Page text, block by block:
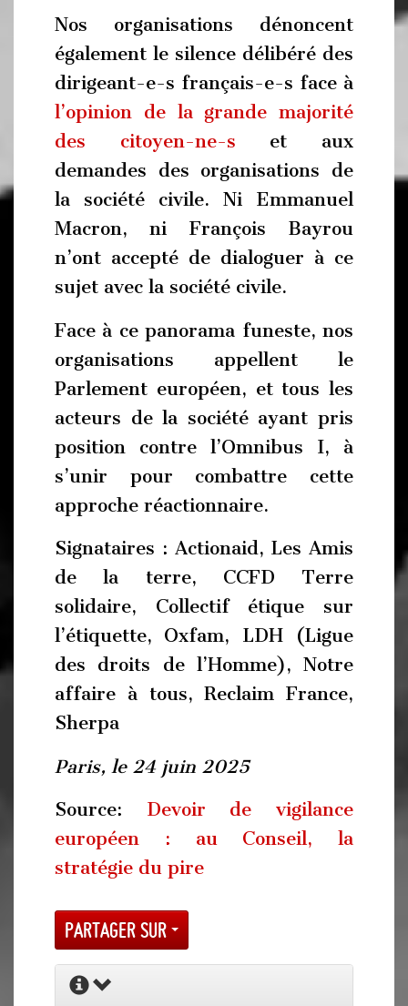
Nos organisations dénoncent
également le silence délibéré des
dirigeant-e-s français-e-s face à
l’opinion de la grande majorité
des citoyen-ne-s et aux
demandes des organisations de
la société civile. Ni Emmanuel
Macron, ni François Bayrou
n’ont accepté de dialoguer à ce
sujet avec la société civile.
Face à ce panorama funeste, nos
organisations appellent le
Parlement européen, et tous les
acteurs de la société ayant pris
position contre l’Omnibus I, à
s’unir pour combattre cette
approche réactionnaire.
Signataires : Actionaid, Les Amis
de la terre, CCFD Terre
solidaire, Collectif étique sur
l’étiquette, Oxfam, LDH (Ligue
des droits de l’Homme), Notre
affaire à tous, Reclaim France,
Sherpa
Paris, le 24 juin 2025
Source: Devoir de vigilance
européen : au Conseil, la
stratégie du pire
Partager sur